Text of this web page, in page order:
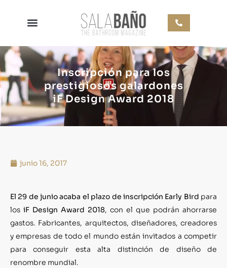
Inscripción para los
prestigiosos galardones
iF Design Award 2018
junio 16, 2017
El 29 de junio acaba el plazo de inscripción Early Bird para
los iF Design Award 2018, con el que podrán ahorrarse
gastos. Fabricantes, arquitectos, diseñadores, creadores
y empresas de todo el mundo están invitados a competir
para conseguir esta alta distinción de diseño de
renombre mundial.